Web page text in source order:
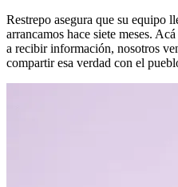
Restrepo asegura que su equipo
arrancamos hace siete meses.
a recibir información, nosotros
compartir esa verdad con el